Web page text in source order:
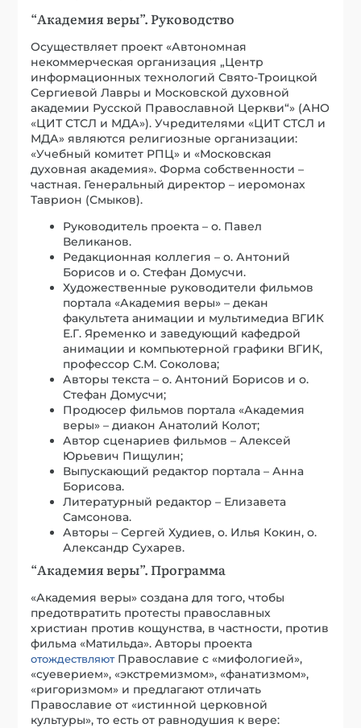
“Академия веры”. Руководство
Осуществляет проект «Автономная
некоммерческая организация „Центр
информационных технологий Свято-Троицкой
Сергиевой Лавры и Московской духовной
академии Русской Православной Церкви“» (АНО
«ЦИТ СТСЛ и МДА»). Учредителями «ЦИТ СТСЛ и
МДА» являются религиозные организации:
«Учебный комитет РПЦ» и «Московская
духовная академия». Форма собственности –
частная. Генеральный директор – иеромонах
Таврион (Смыков).
Руководитель проекта – о. Павел
Великанов.
Редакционная коллегия – о. Антоний
Борисов и о. Стефан Домусчи.
Художественные руководители фильмов
портала «Академия веры» – декан
факультета анимации и мультимедиа ВГИК
Е.Г. Яременко и заведующий кафедрой
анимации и компьютерной графики ВГИК,
профессор С.М. Соколова;
Авторы текста – о. Антоний Борисов и о.
Стефан Домусчи;
Продюсер фильмов портала «Академия
веры» – диакон Анатолий Колот;
Автор сценариев фильмов – Алексей
Юрьевич Пищулин;
Выпускающий редактор портала – Анна
Борисова.
Литературный редактор – Елизавета
Самсонова.
Авторы – Сергей Худиев, о. Илья Кокин, о.
Александр Сухарев.
“Академия веры”. Программа
«Академия веры» создана для того, чтобы
предотвратить протесты православных
христиан против кощунства, в частности, против
фильма «Матильда». Авторы проекта
отождествляютПравославие с «мифологией»,
«суеверием», «экстремизмом», «фанатизмом»,
«ригоризмом» и предлагают отличать
Православие от «истинной церковной
культуры», то есть от равнодушия к вере: